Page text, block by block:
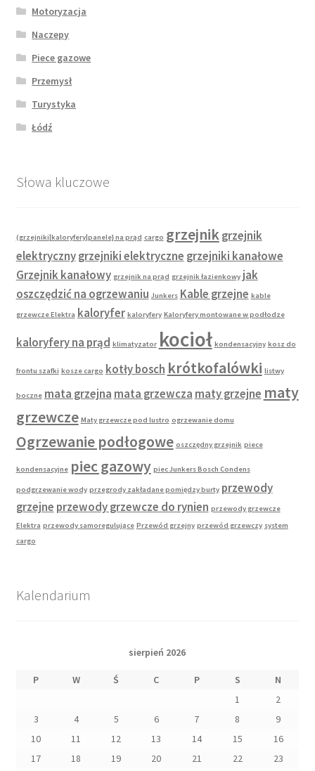
Motoryzacja
Naczepy
Piece gazowe
Przemysł
Turystyka
Łódź
Słowa kluczowe
(grzejniki|kaloryfery|panele} na prąd cargo grzejnik grzejnik
elektryczny grzejniki elektryczne grzejniki kanałowe
Grzejnik kanałowy grzejnik na prąd grzejnik łazienkowy jak
oszczędzić na ogrzewaniu Junkers Kable grzejne kable
grzewcze Elektra kaloryfer kaloryfery Kaloryfery montowane w podłodze
kaloryfery na prąd klimatyzator kocioł kondensacyjny kosz do
frontu szafki kosze cargo kotły bosch krótkofalówki listwy
boczne mata grzejna mata grzewcza maty grzejne maty
grzewcze Maty grzewcze pod lustro ogrzewanie domu
Ogrzewanie podłogowe oszczędny grzejnik piece
kondensacyjne piec gazowy piec Junkers Bosch Condens
podgrzewanie wody przegrody zakładane pomiędzy burty przewody
grzejne przewody grzewcze do rynien przewody grzewcze
Elektra przewody samoregulujące Przewód grzejny przewód grzewczy system
cargo
Kalendarium
sierpień 2026
P W Ś C P S
N
1
2
3
4 5 6 7 8
9
10
11 12 13 14 15
16
17
18 19 20 21 22
23